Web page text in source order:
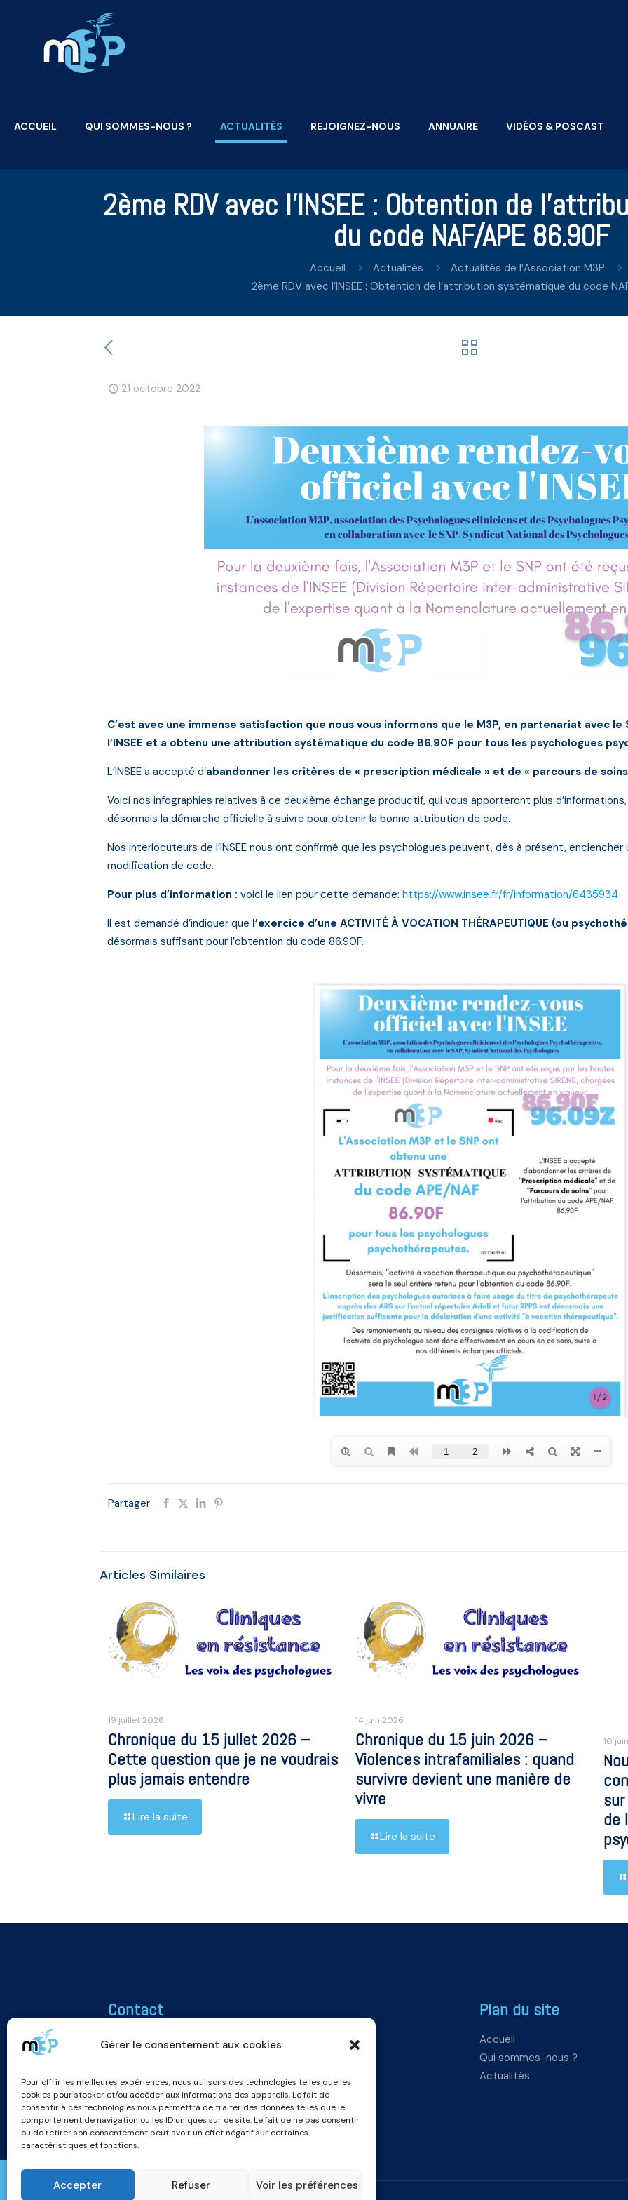
Gérer le consentement aux cookies
Pour offrir les meilleures expériences, nous utilisons des technologies telles que les
cookies pour stocker et/ou accéder aux informations des appareils. Le fait de
consentir à ces technologies nous permettra de traiter des données telles que le
comportement de navigation ou les ID uniques sur ce site. Le fait de ne pas consentir
ou de retirer son consentement peut avoir un effet négatif sur certaines
caractéristiques et fonctions.
Accepter Refuser Voir les préférences
ACCUEIL QUI SOMMES-NOUS ? ACTUALITÉS REJOIGNEZ-NOUS ANNUAIRE VIDÉOS & POSCAST
2ème RDV avec l’INSEE : Obtention de
du code NAF/APE 86.90F
Accueil Actualités
Actualités de l’Association M3P
2ème RDV avec l’INSEE : Obtention de l’attribution systématique du code
21 octobre 2022
C’est avec une immense satisfaction que nous vous informons que le M3P, en partenariat avec
l’INSEE et a obtenu une attribution systématique du code 86.90F pour tous les psychologues
L’INSEE a accepté d’abandonner les critères de « prescription médicale » et de « parcours de
Voici nos infographies relatives à ce deuxième échange productif, qui vous apporteront plus
désormais la démarche officielle à suivre pour obtenir la bonne attribution de code.
Nos interlocuteurs de l’INSEE nous ont confirmé que les psychologues peuvent, dès à présent,
modification de code.
Pour plus d’information : voici le lien pour cette demande: https://www.insee.fr/fr/information/6435934
Il est demandé d’indiquer que l’exercice d’une ACTIVITÉ À VOCATION THÉRAPEUTIQUE (ou
désormais suffisant pour l’obtention du code 86.90F.
Partager
Articles Similaires
19 juillet 2026
Chronique du 15 jullet 2026 –
Cette question que je ne voudrais
plus jamais entendre
Lire la suite
14 juin 2026
Chronique du 15 juin 2026 –
Violences intrafamiliales : quand
survivre devient une manière de
vivre
Lire la suite
10
de
Contact
Association M3P
51100 REIMS
m3p.association@gmail.com
Plan du site
Accueil
Qui sommes-nous ?
Actualités